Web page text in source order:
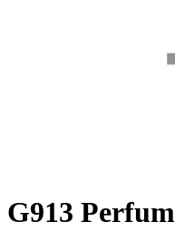
G913